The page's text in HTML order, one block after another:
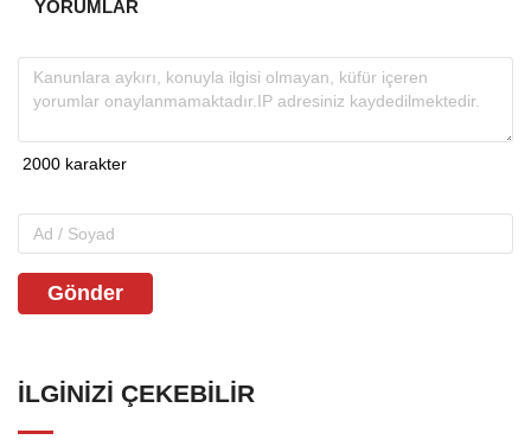
YORUMLAR
Gönder
İLGINIZI ÇEKEBILIR